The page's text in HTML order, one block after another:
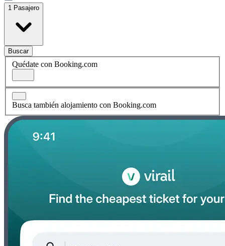
1 Pasajero
Buscar
Quédate con Booking.com
Busca también alojamiento con Booking.com